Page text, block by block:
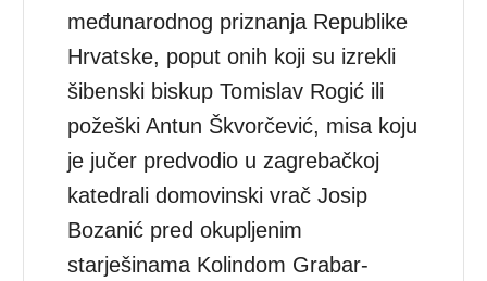
međunarodnog priznanja Republike
Hrvatske, poput onih koji su izrekli
šibenski biskup Tomislav Rogić ili
požeški Antun Škvorčević, misa koju
je jučer predvodio u zagrebačkoj
katedrali domovinski vrač Josip
Bozanić pred okupljenim
starješinama Kolindom Grabar-